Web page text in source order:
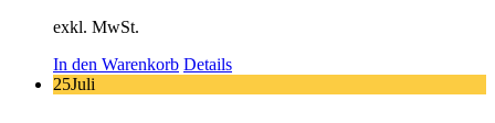
exkl. MwSt.
In den Warenkorb Details
25Juli